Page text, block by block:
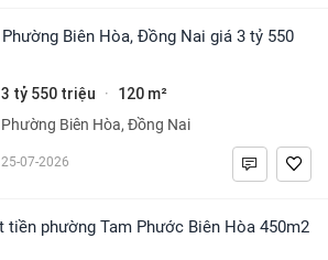
3 tỷ 550 triệu · 120 m²
Phường Biên Hòa, Đồng Nai
25-07-2026